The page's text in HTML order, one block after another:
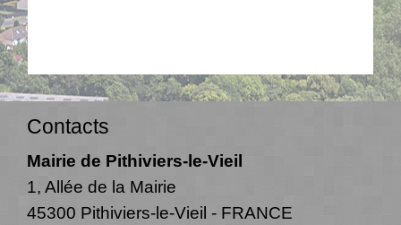
Contacts
Mairie de Pithiviers-le-Vieil
1, Allée de la Mairie
45300 Pithiviers-le-Vieil - FRANCE